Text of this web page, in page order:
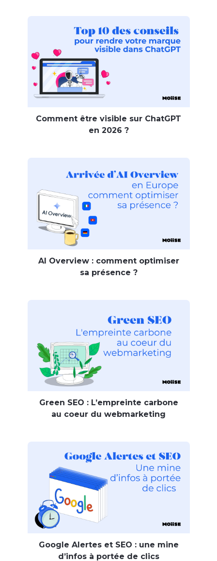
Comment être visible sur ChatGPT
en 2026 ?
AI Overview : comment optimiser
sa présence ?
Green SEO : L’empreinte carbone
au coeur du webmarketing
Google Alertes et SEO : une mine
d’infos à portée de clics